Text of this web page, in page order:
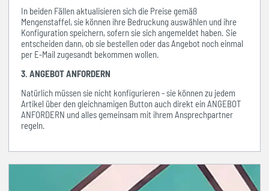
In beiden Fällen aktualisieren sich die Preise gemäß
Mengenstaffel, sie können ihre Bedruckung auswählen und ihre
Konfiguration speichern, sofern sie sich angemeldet haben. Sie
entscheiden dann, ob sie bestellen oder das Angebot noch einmal
per E-Mail zugesandt bekommen wollen.
3. ANGEBOT ANFORDERN
Natürlich müssen sie nicht konfigurieren - sie können zu jedem
Artikel über den gleichnamigen Button auch direkt ein ANGEBOT
ANFORDERN und alles gemeinsam mit ihrem Ansprechpartner
regeln.